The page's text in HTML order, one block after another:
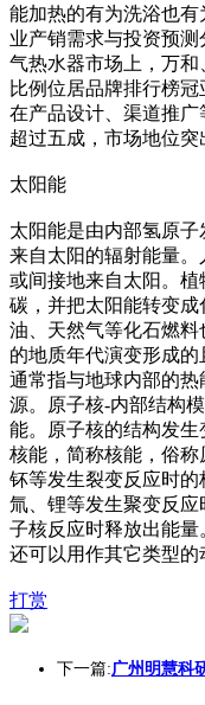
能加热的有为洗浴也
业产销需求与投资预
气热水器市场上，万和
比例位居品牌排行榜冠
在产品设计、渠道推
超过五成，市场地位突
太阳能
太阳能是由内部氢原子
来自太阳的辐射能量
或间接地来自太阳。
碳，并把太阳能转变
油、天然气等化石燃
的地质年代演变形成
通常指与地球内部的
源。原子核-内部结构
能。原子核的结构发
核能，简称核能，俗称
钚等发生裂变反应时的
氚、锂等发生聚变反
子核反应时释放出能量
还可以用作其它类型的
打赏
下一篇:广州明慧科